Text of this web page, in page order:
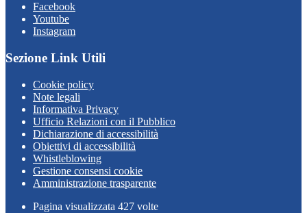
Facebook
Youtube
Instagram
Sezione Link Utili
Cookie policy
Note legali
Informativa Privacy
Ufficio Relazioni con il Pubblico
Dichiarazione di accessibilità
Obiettivi di accessibilità
Whistleblowing
Gestione consensi cookie
Amministrazione trasparente
Pagina visualizzata 427 volte